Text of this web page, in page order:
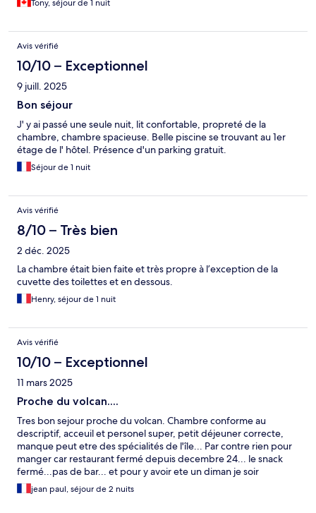
Tony, séjour de 1 nuit
Avis vérifié
10/10 – Exceptionnel
9 juill. 2025
Bon séjour
J' y ai passé une seule nuit, lit confortable, propreté de la
chambre, chambre spacieuse. Belle piscine se trouvant au 1er
étage de l' hôtel. Présence d'un parking gratuit.
Séjour de 1 nuit
Avis vérifié
8/10 – Très bien
2 déc. 2025
La chambre était bien faite et très propre à l’exception de la
cuvette des toilettes et en dessous.
Henry, séjour de 1 nuit
Avis vérifié
10/10 – Exceptionnel
11 mars 2025
Proche du volcan....
Tres bon sejour proche du volcan. Chambre conforme au
descriptif, acceuil et personel super, petit déjeuner correcte,
manque peut etre des spécialités de l'île... Par contre rien pour
manger car restaurant fermé depuis decembre 24... le snack
fermé...pas de bar... et pour y avoir ete un diman je soir
pratiquement rien d'ouvert pour diner donc fini au Mac
donald.... A part cela l'hôtel est bien
jean paul, séjour de 2 nuits